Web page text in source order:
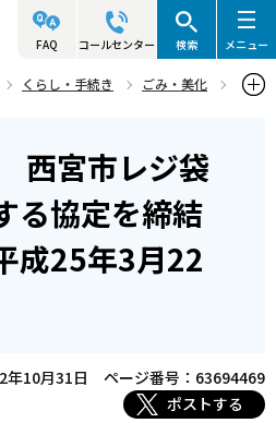
FAQ コールセンター 検索 メニュー
くらし・手続き
ごみ・美化
西宮市レジ袋
る協定を締結
成25年3月22
年10月31日
ページ番号：63694469
ポストする